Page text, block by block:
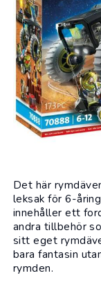
Det här
leksak för 6-
innehåller ett
andra tillbehör
sitt eget
bara fantasin
rymden.